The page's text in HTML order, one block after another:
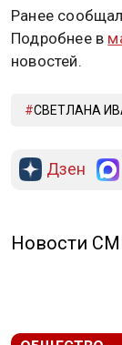
Ранее
Подробнее в
новостей.
СВЕТЛАНА
Дзен
Новости